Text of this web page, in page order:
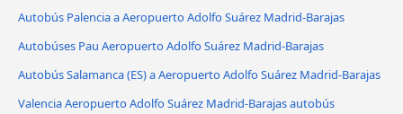
Autobús Palencia a Aeropuerto Adolfo Suárez Madrid-Barajas
Autobúses Pau Aeropuerto Adolfo Suárez Madrid-Barajas
Autobús Salamanca (ES) a Aeropuerto Adolfo Suárez Madrid-Barajas
Valencia Aeropuerto Adolfo Suárez Madrid-Barajas autobús